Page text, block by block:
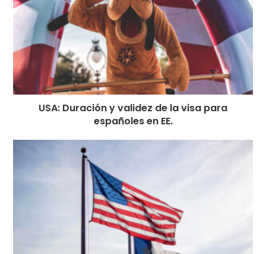
USA: Duración y validez de la visa para
españoles en EE.